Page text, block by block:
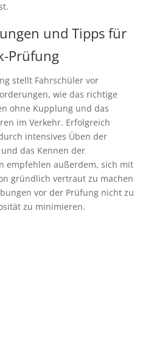
und Tipps für
Prüfung
stellt Fahrschüler vor
wie das richtige
ohne Kupplung und das
im Verkehr. Erfolgreich
intensives Üben der
das Kennen der
empfehlen außerdem, sich mit
gründlich vertraut zu machen
vor der Prüfung nicht zu
zu minimieren.